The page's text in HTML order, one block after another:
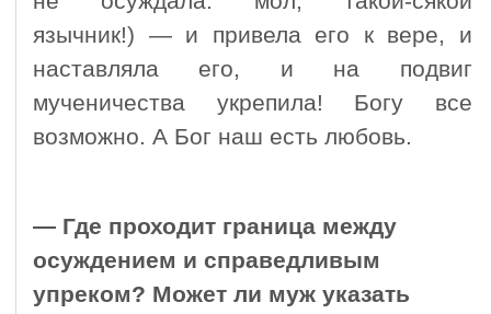
язычник!) — и привела его к вере, и
наставляла его, и на подвиг
мученичества укрепила! Богу все
возможно. А Бог наш есть любовь.
— Где проходит граница между
осуждением и справедливым
упреком? Может ли муж указать